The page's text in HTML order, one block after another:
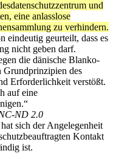
und
eine anlasslose
zu verhindern.
eindeutig geurteilt, dass es
nicht geben darf.
die dänische Blanko-
Grundprinzipien des
Erforderlichkeit verstößt.
auf eine
ND 2.0
sich der Angelegenheit
Kontakt
ist.